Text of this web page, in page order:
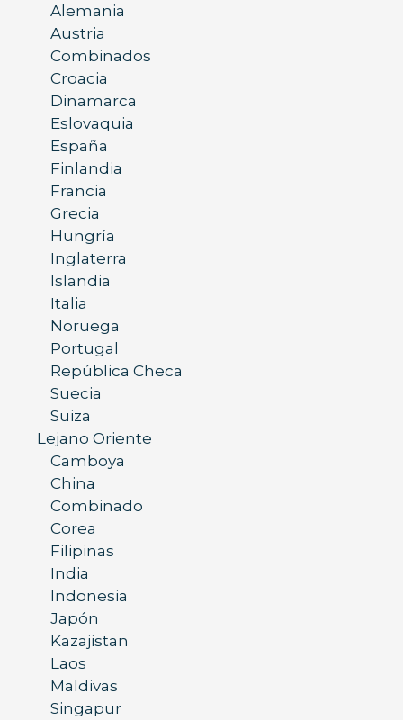
Alemania
Austria
Combinados
Croacia
Dinamarca
Eslovaquia
España
Finlandia
Francia
Grecia
Hungría
Inglaterra
Islandia
Italia
Noruega
Portugal
República Checa
Suecia
Suiza
Lejano Oriente
Camboya
China
Combinado
Corea
Filipinas
India
Indonesia
Japón
Kazajistan
Laos
Maldivas
Singapur